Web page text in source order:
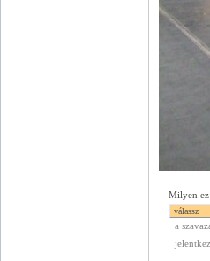
Milyen ez
a